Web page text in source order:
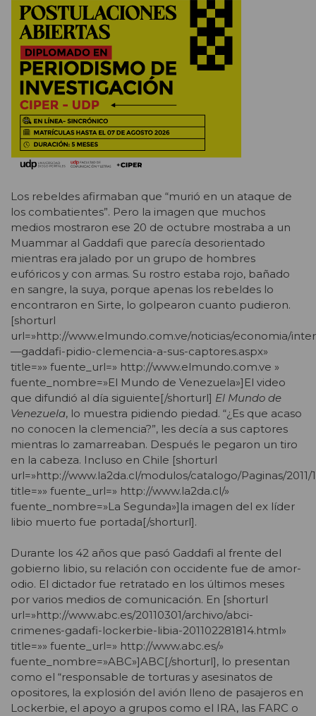
Los rebeldes afirmaban que “murió en un ataque de
los combatientes”. Pero la imagen que muchos
medios mostraron ese 20 de octubre mostraba a un
Muammar al Gaddafi que parecía desorientado
mientras era jalado por un grupo de hombres
eufóricos y con armas. Su rostro estaba rojo, bañado
en sangre, la suya, porque apenas los rebeldes lo
encontraron en Sirte, lo golpearon cuanto pudieron.
[shorturl
url=»http://www.elmundo.com.ve/noticias/economia/
—gaddafi-pidio-clemencia-a-sus-captores.aspx»
title=»» fuente_url=» http://www.elmundo.com.ve »
fuente_nombre=»El Mundo de Venezuela»]El video
que difundió al día siguiente[/shorturl] El Mundo de
Venezuela, lo muestra pidiendo piedad. “¿Es que acaso
no conocen la clemencia?”, les decía a sus captores
mientras lo zamarreaban. Después le pegaron un tiro
en la cabeza. Incluso en Chile [shorturl
url=»http://www.la2da.cl/modulos/catalogo/Paginas/2011/
title=»» fuente_url=» http://www.la2da.cl/»
fuente_nombre=»La Segunda»]la imagen del ex líder
libio muerto fue portada[/shorturl].
Durante los 42 años que pasó Gaddafi al frente del
gobierno libio, su relación con occidente fue de amor-
odio. El dictador fue retratado en los últimos meses
por varios medios de comunicación. En [shorturl
url=»http://www.abc.es/20110301/archivo/abci-
crimenes-gadafi-lockerbie-libia-201102281814.html»
title=»» fuente_url=» http://www.abc.es/»
fuente_nombre=»ABC»]ABC[/shorturl], lo presentan
como el “responsable de torturas y asesinatos de
opositores, la explosión del avión lleno de pasajeros en
Lockerbie, el apoyo a grupos como el IRA, las FARC o